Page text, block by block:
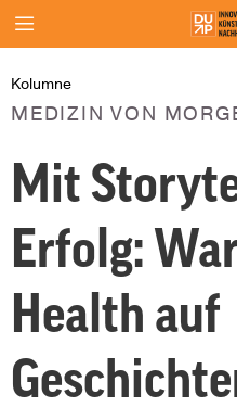
Kolumne
MEDIZIN VON
Mit
Erfolg:
Health auf